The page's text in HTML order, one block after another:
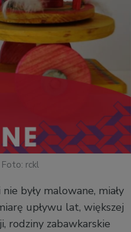
Foto: rckl
były malowane, miały
upływu lat, większej
rodziny zabawkarskie